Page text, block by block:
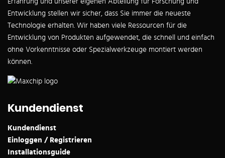
Entwicklung stellen wir sicher, dass Sie immer die neueste
Technologie erhalten. Wir haben viele Ressourcen für die
Entwicklung von Produkten aufgewendet, die schnell und einfach
ohne Vorkenntnisse oder Spezialwerkzeuge montiert werden
können.
Kundendienst
Kundendienst
Einloggen / Registrieren
Installationsguide